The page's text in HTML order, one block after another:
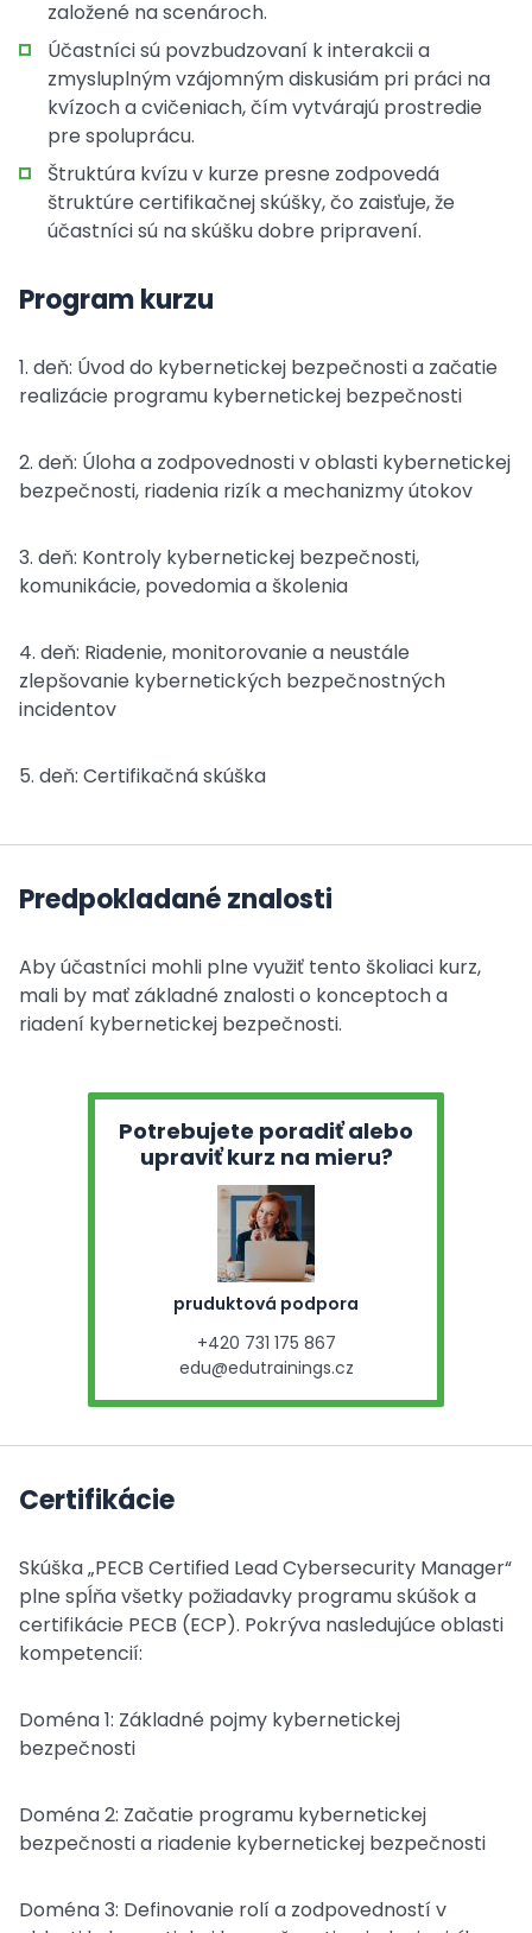
založené na scenároch.
Účastníci sú povzbudzovaní k interakcii a
zmysluplným vzájomným diskusiám pri práci na
kvízoch a cvičeniach, čím vytvárajú prostredie
pre spoluprácu.
Štruktúra kvízu v kurze presne zodpovedá
štruktúre certifikačnej skúšky, čo zaisťuje, že
účastníci sú na skúšku dobre pripravení.
Program kurzu
1. deň: Úvod do kybernetickej bezpečnosti a začatie
realizácie programu kybernetickej bezpečnosti
2. deň: Úloha a zodpovednosti v oblasti kybernetickej
bezpečnosti, riadenia rizík a mechanizmy útokov
3. deň: Kontroly kybernetickej bezpečnosti,
komunikácie, povedomia a školenia
4. deň: Riadenie, monitorovanie a neustále
zlepšovanie kybernetických bezpečnostných
incidentov
5. deň: Certifikačná skúška
Predpokladané znalosti
Aby účastníci mohli plne využiť tento školiaci kurz,
mali by mať základné znalosti o konceptoch a
riadení kybernetickej bezpečnosti.
Potrebujete poradiť alebo
upraviť kurz na mieru?
pruduktová podpora
+420 731 175 867
edu@edutrainings.cz
Certifikácie
Skúška „PECB Certified Lead Cybersecurity Manager“
plne spĺňa všetky požiadavky programu skúšok a
certifikácie PECB (ECP). Pokrýva nasledujúce oblasti
kompetencií:
Doména 1: Základné pojmy kybernetickej
bezpečnosti
Doména 2: Začatie programu kybernetickej
bezpečnosti a riadenie kybernetickej bezpečnosti
Doména 3: Definovanie rolí a zodpovedností v